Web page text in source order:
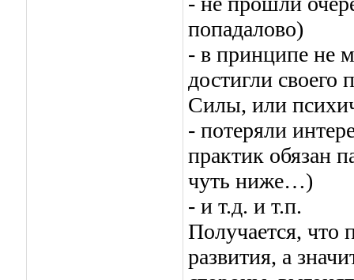
попадалово)
- в принципе не
достигли своего
Силы, или
- потеряли
практик обязан
чуть ниже…)
- и т.д. и т.п.
Получается, что
развития, а